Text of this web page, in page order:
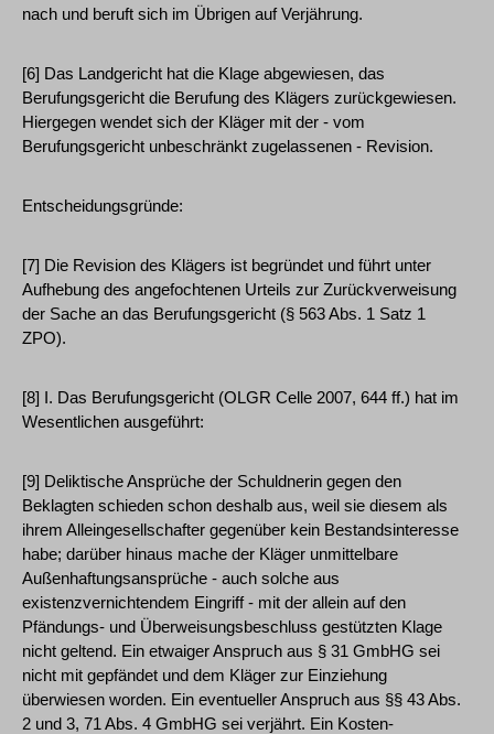
nach und beruft sich im Übrigen auf Verjährung.
[6] Das Landgericht hat die Klage abgewiesen, das
Berufungsgericht die Berufung des Klägers zurückgewiesen.
Hiergegen wendet sich der Kläger mit der - vom
Berufungsgericht unbeschränkt zugelassenen - Revision.
Entscheidungsgründe:
[7] Die Revision des Klägers ist begründet und führt unter
Aufhebung des angefochtenen Urteils zur Zurückverweisung
der Sache an das Berufungsgericht (§ 563 Abs. 1 Satz 1
ZPO).
[8] I. Das Berufungsgericht (OLGR Celle 2007, 644 ff.) hat im
Wesentlichen ausgeführt:
[9] Deliktische Ansprüche der Schuldnerin gegen den
Beklagten schieden schon deshalb aus, weil sie diesem als
ihrem Alleingesellschafter gegenüber kein Bestandsinteresse
habe; darüber hinaus mache der Kläger unmittelbare
Außenhaftungsansprüche - auch solche aus
existenzvernichtendem Eingriff - mit der allein auf den
Pfändungs- und Überweisungsbeschluss gestützten Klage
nicht geltend. Ein etwaiger Anspruch aus § 31 GmbHG sei
nicht mit gepfändet und dem Kläger zur Einziehung
überwiesen worden. Ein eventueller Anspruch aus §§ 43 Abs.
2 und 3, 71 Abs. 4 GmbHG sei verjährt. Ein Kosten-